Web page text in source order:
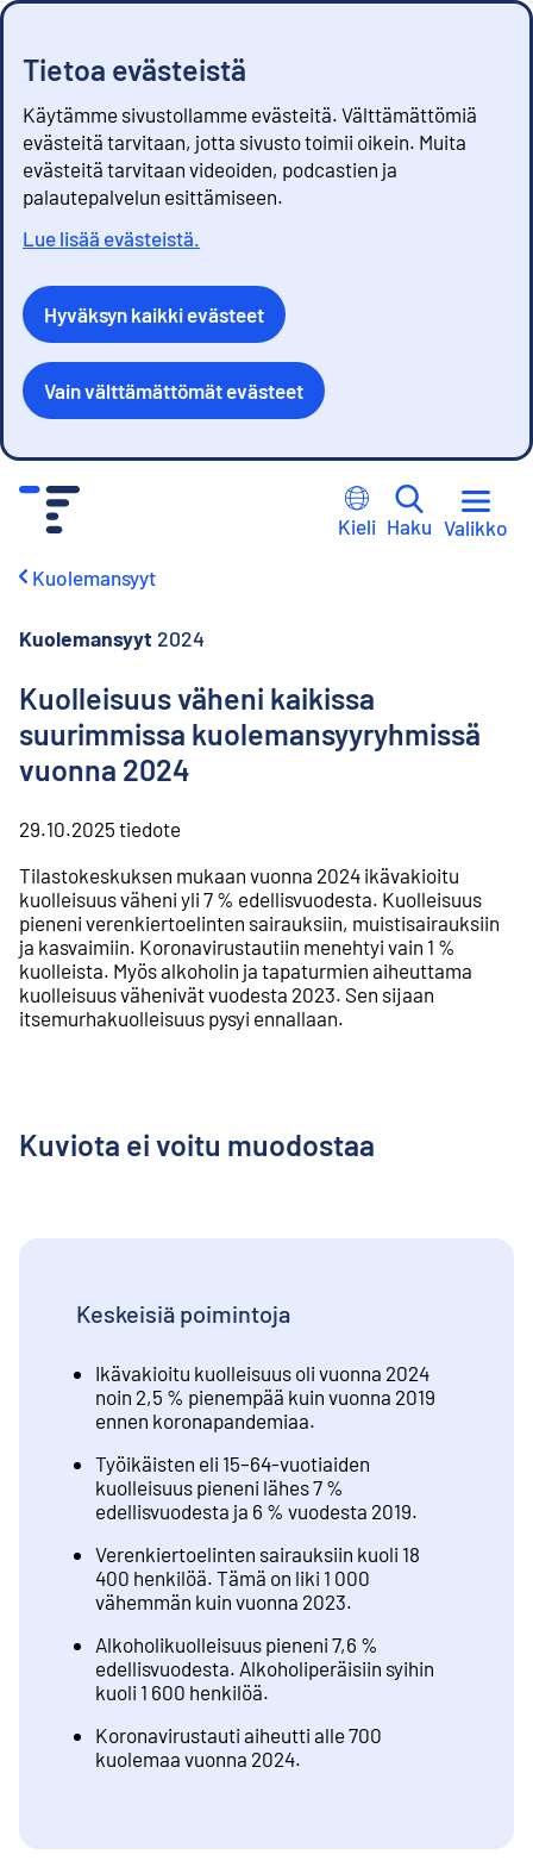
Tietoa evästeistä
Käytämme sivustollamme evästeitä. Välttämättömiä
evästeitä tarvitaan, jotta sivusto toimii oikein. Muita
evästeitä tarvitaan videoiden, podcastien ja
palautepalvelun esittämiseen.
Lue lisää evästeistä.
Hyväksyn kaikki evästeet
Vain välttämättömät evästeet
Kieli Haku Valikko
Kuolemansyyt
Kuolemansyyt 2024
Kuolleisuus väheni kaikissa
suurimmissa kuolemansyyryhmissä
vuonna 2024
29.10.2025 tiedote
Tilastokeskuksen mukaan vuonna 2024 ikävakioitu
kuolleisuus väheni yli 7 % edellisvuodesta. Kuolleisuus
pieneni verenkiertoelinten sairauksiin, muistisairauksiin
ja kasvaimiin. Koronavirustautiin menehtyi vain 1 %
kuolleista. Myös alkoholin ja tapaturmien aiheuttama
kuolleisuus vähenivät vuodesta 2023. Sen sijaan
itsemurhakuolleisuus pysyi ennallaan.
Kuviota ei voitu muodostaa
Keskeisiä poimintoja
Ikävakioitu kuolleisuus oli vuonna 2024
noin 2,5 % pienempää kuin vuonna 2019
ennen koronapandemiaa.
Työikäisten eli 15–64-vuotiaiden
kuolleisuus pieneni lähes 7 %
edellisvuodesta ja 6 % vuodesta 2019.
Verenkiertoelinten sairauksiin kuoli 18
400 henkilöä. Tämä on liki 1 000
vähemmän kuin vuonna 2023.
Alkoholikuolleisuus pieneni 7,6 %
edellisvuodesta. Alkoholiperäisiin syihin
kuoli 1 600 henkilöä.
Koronavirustauti aiheutti alle 700
kuolemaa vuonna 2024.